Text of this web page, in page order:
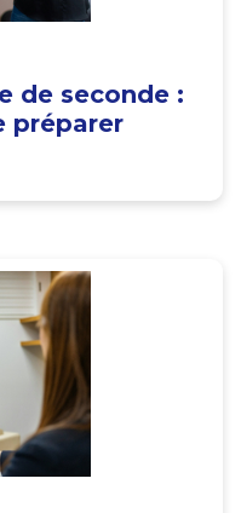
de seconde :
préparer